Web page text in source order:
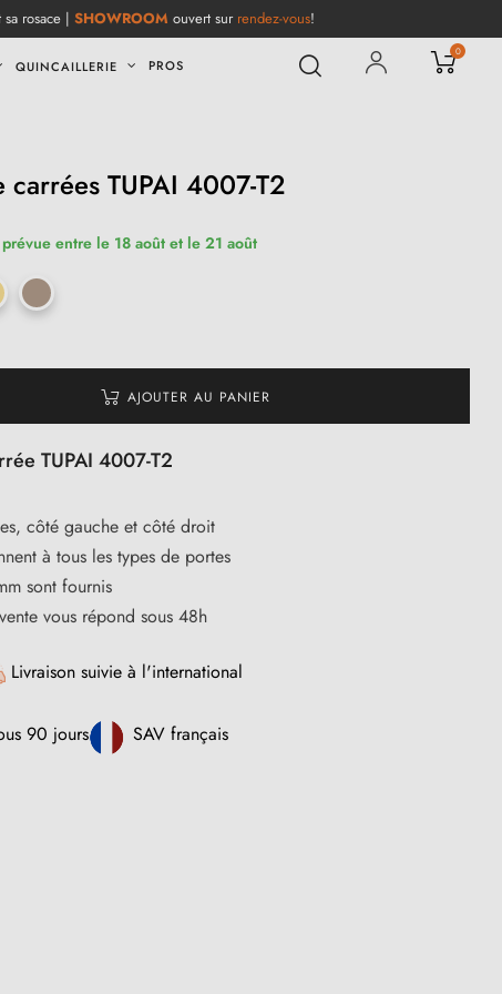
rosace | SHOWROOM ouvert sur rendez-vous!
QUINCAILLERIE PROS
0
TUPAI 4007-T2
entre le 18 août et le 21 août
AJOUTER AU PANIER
TUPAI 4007-T2
côté gauche et côté droit
à tous les types de portes
sont fournis
vous répond sous 48h
Livraison suivie à l'international
90 jours SAV français